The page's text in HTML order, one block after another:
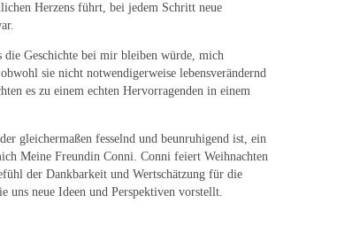
Herzens führt, bei jedem Schritt neue
die Geschichte bei mir bleiben würde, mich
sie nicht notwendigerweise lebensverändernd
es zu einem echten Hervorragenden in einem
gleichermaßen fesselnd und beunruhigend ist, ein
Meine Freundin Conni. Conni feiert Weihnachten
der Dankbarkeit und Wertschätzung für die
uns neue Ideen und Perspektiven vorstellt.